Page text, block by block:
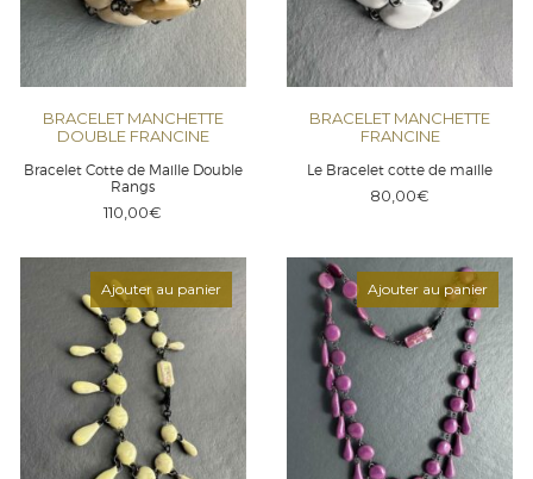
BRACELET MANCHETTE
DOUBLE FRANCINE
Bracelet Cotte de Maille Double
Rangs
110,00€
BRACELET MANCHETTE
FRANCINE
Le Bracelet cotte de maille
80,00€
Ajouter au panier Ajouter au panier